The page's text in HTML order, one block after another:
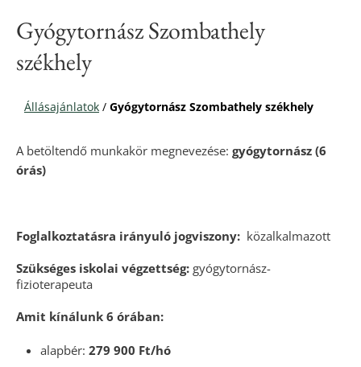
Gyógytornász Szombathely
székhely
Állásajánlatok / Gyógytornász Szombathely székhely
A betöltendő munkakör megnevezése: gyógytornász (6
órás)
Foglalkoztatásra irányuló jogviszony: közalkalmazott
Szükséges iskolai végzettség: gyógytornász-
fizioterapeuta
Amit kínálunk 6 órában:
alapbér: 279 900 Ft/hó